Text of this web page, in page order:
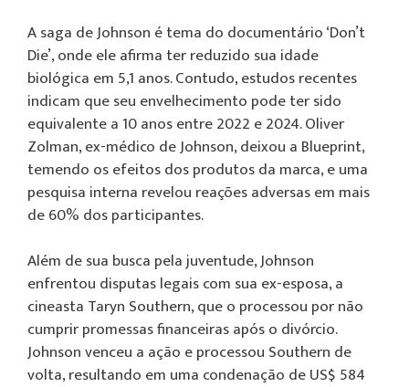
A saga de Johnson é tema do documentário ‘Don’t
Die’, onde ele afirma ter reduzido sua idade
biológica em 5,1 anos. Contudo, estudos recentes
indicam que seu envelhecimento pode ter sido
equivalente a 10 anos entre 2022 e 2024. Oliver
Zolman, ex-médico de Johnson, deixou a Blueprint,
temendo os efeitos dos produtos da marca, e uma
pesquisa interna revelou reações adversas em mais
de 60% dos participantes.
Além de sua busca pela juventude, Johnson
enfrentou disputas legais com sua ex-esposa, a
cineasta Taryn Southern, que o processou por não
cumprir promessas financeiras após o divórcio.
Johnson venceu a ação e processou Southern de
volta, resultando em uma condenação de US$ 584